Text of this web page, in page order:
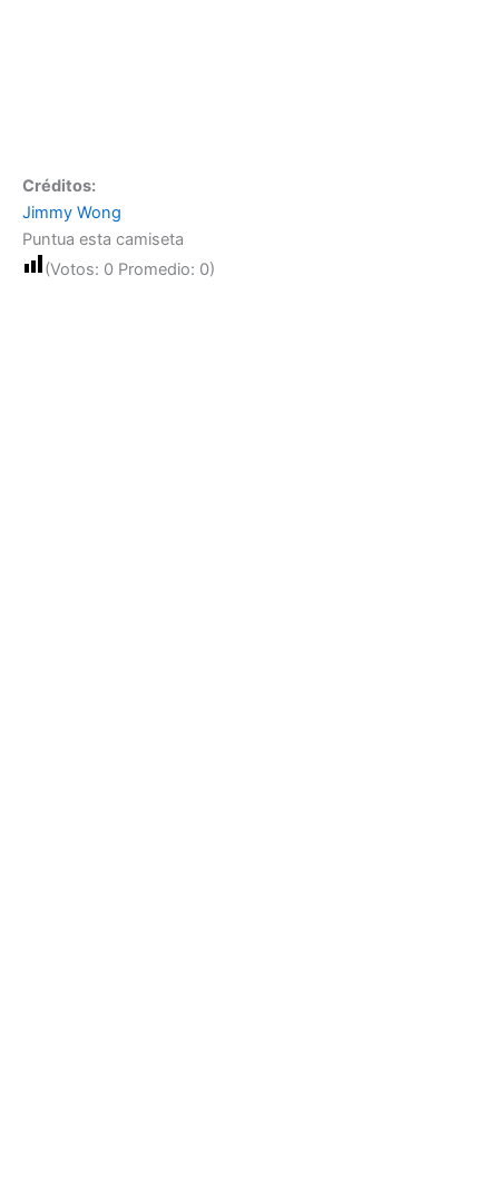
Créditos:
Jimmy Wong
Puntua esta camiseta
(Votos: 0 Promedio: 0)